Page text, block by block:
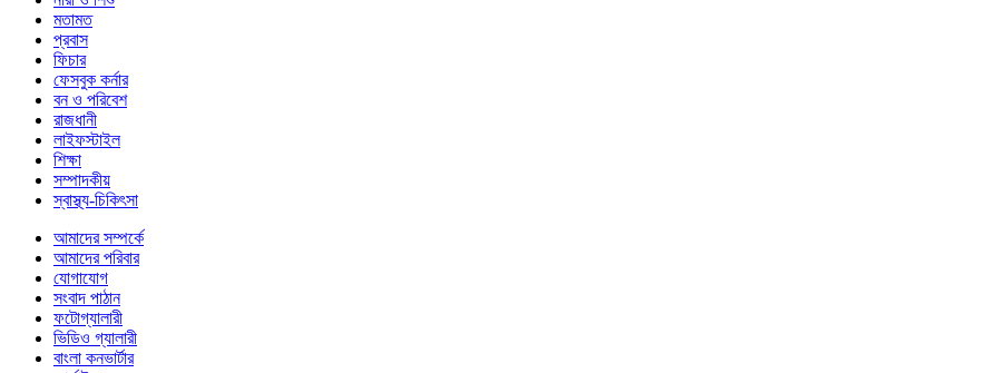
মতামত
প্রবাস
ফিচার
ফেসবুক কর্নার
বন ও পরিবেশ
রাজধানী
লাইফস্টাইল
শিক্ষা
সম্পাদকীয়
স্বাস্থ্য-চিকিৎসা
আমাদের সম্পর্কে
আমাদের পরিবার
যোগাযোগ
সংবাদ পাঠান
ফটোগ্যালারী
ভিডিও গ্যালারী
বাংলা কনভার্টার